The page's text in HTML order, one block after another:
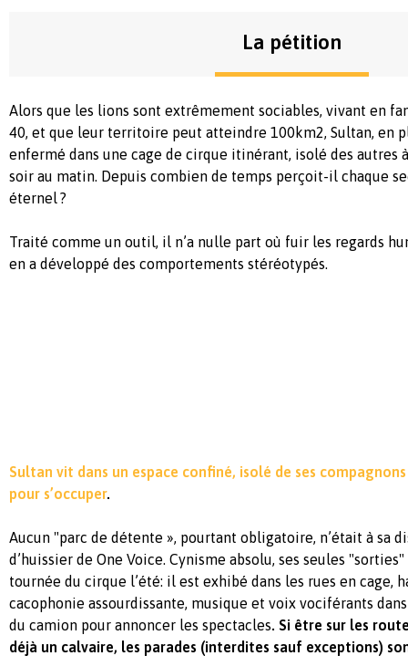
La pétition
Alors que les lions sont extrêmement sociables, vivant en
40, et que leur territoire peut atteindre 100km2, Sultan, en
enfermé dans une cage de cirque itinérant, isolé des autres
soir au matin. Depuis combien de temps perçoit-il chaque
éternel ?
Traité comme un outil, il n’a nulle part où fuir les regards
en a développé des comportements stéréotypés.
Sultan vit dans un espace confiné, isolé de ses
pour s’occuper.
Aucun "parc de détente », pourtant obligatoire, n’était à sa
d’huissier de One Voice. Cynisme absolu, ses seules
tournée du cirque l’été: il est exhibé dans les rues en cage,
cacophonie assourdissante, musique et voix vociférants
du camion pour annoncer les spectacles. Si être sur les
déjà un calvaire, les parades (interdites sauf exceptions)